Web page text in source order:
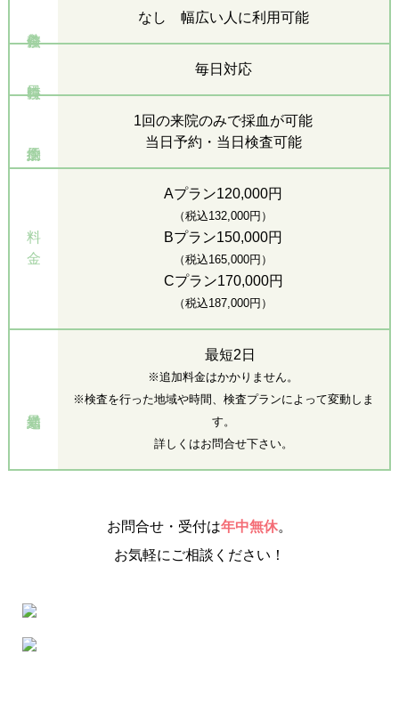
なし 幅広い人に利用可能
毎日対応
1回の来院のみで採血が可能
当日予約・当日検査可能
料
金
Aプラン120,000円
（税込132,000円）
Bプラン150,000円
（税込165,000円）
Cプラン170,000円
（税込187,000円）
最短2日
※追加料金はかかりません。
※検査を行った地域や時間、検査プランによって変動しま
す。
詳しくはお問合せ下さい。
お問合せ・受付は年中無休。
お気軽にご相談ください！